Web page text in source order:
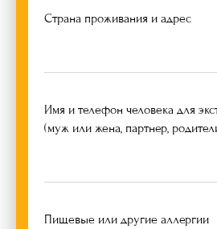
Страна проживания и адрес
Имя и телефон человека для
(муж или жена, партнер,
Пищевые или другие аллергии